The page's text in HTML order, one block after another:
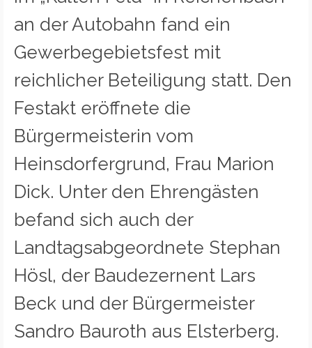
an der Autobahn fand ein
Gewerbegebietsfest mit
reichlicher Beteiligung statt. Den
Festakt eröffnete die
Bürgermeisterin vom
Heinsdorfergrund, Frau Marion
Dick. Unter den Ehrengästen
befand sich auch der
Landtagsabgeordnete Stephan
Hösl, der Baudezernent Lars
Beck und der Bürgermeister
Sandro Bauroth aus Elsterberg.